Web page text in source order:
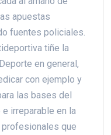
apuestas
fuentes policiales.
tiñe la
en general,
con ejemplo y
las bases del
e irreparable en la
profesionales que